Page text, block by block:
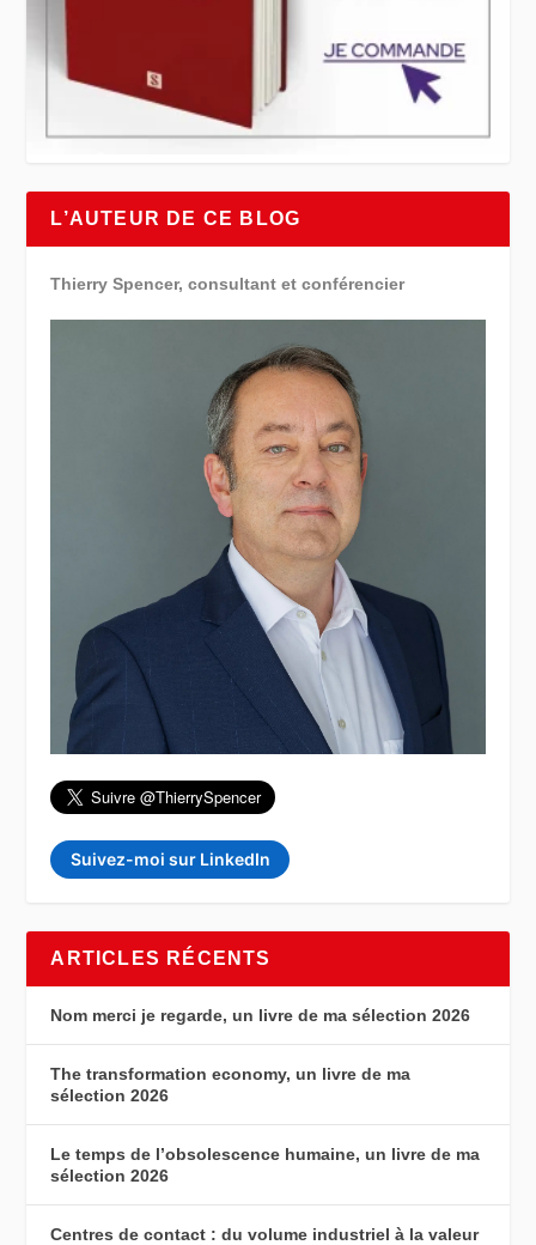
L’AUTEUR DE CE BLOG
Thierry Spencer, consultant et conférencier
Suivez-moi sur LinkedIn
ARTICLES RÉCENTS
Nom merci je regarde, un livre de ma sélection 2026
The transformation economy, un livre de ma
sélection 2026
Le temps de l’obsolescence humaine, un livre de ma
sélection 2026
Centres de contact : du volume industriel à la valeur